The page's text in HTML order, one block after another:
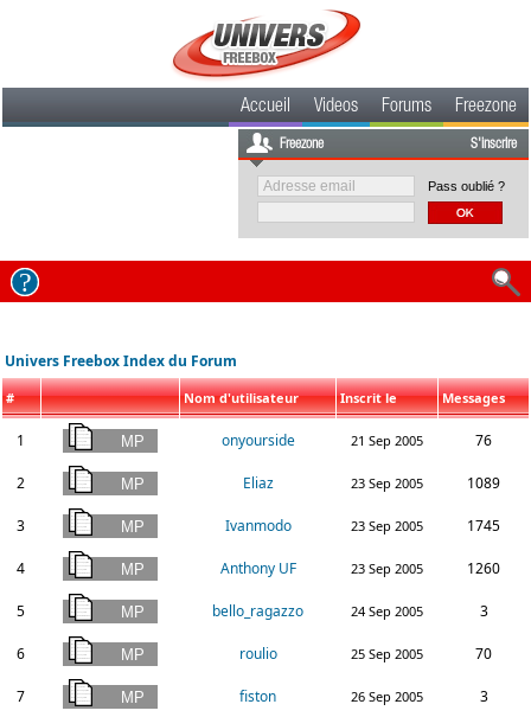
Accueil Videos Forums Freezone
Freezone S'inscrire
Pass oublié ?
Univers Freebox Index du Forum
# Nom d'utilisateur Inscrit le Messages
1 onyourside 21 Sep 2005 76
2 Eliaz 23 Sep 2005 1089
3 Ivanmodo 23 Sep 2005 1745
4 Anthony UF 23 Sep 2005 1260
5 bello_ragazzo 24 Sep 2005 3
6 roulio 25 Sep 2005 70
7 fiston 26 Sep 2005 3